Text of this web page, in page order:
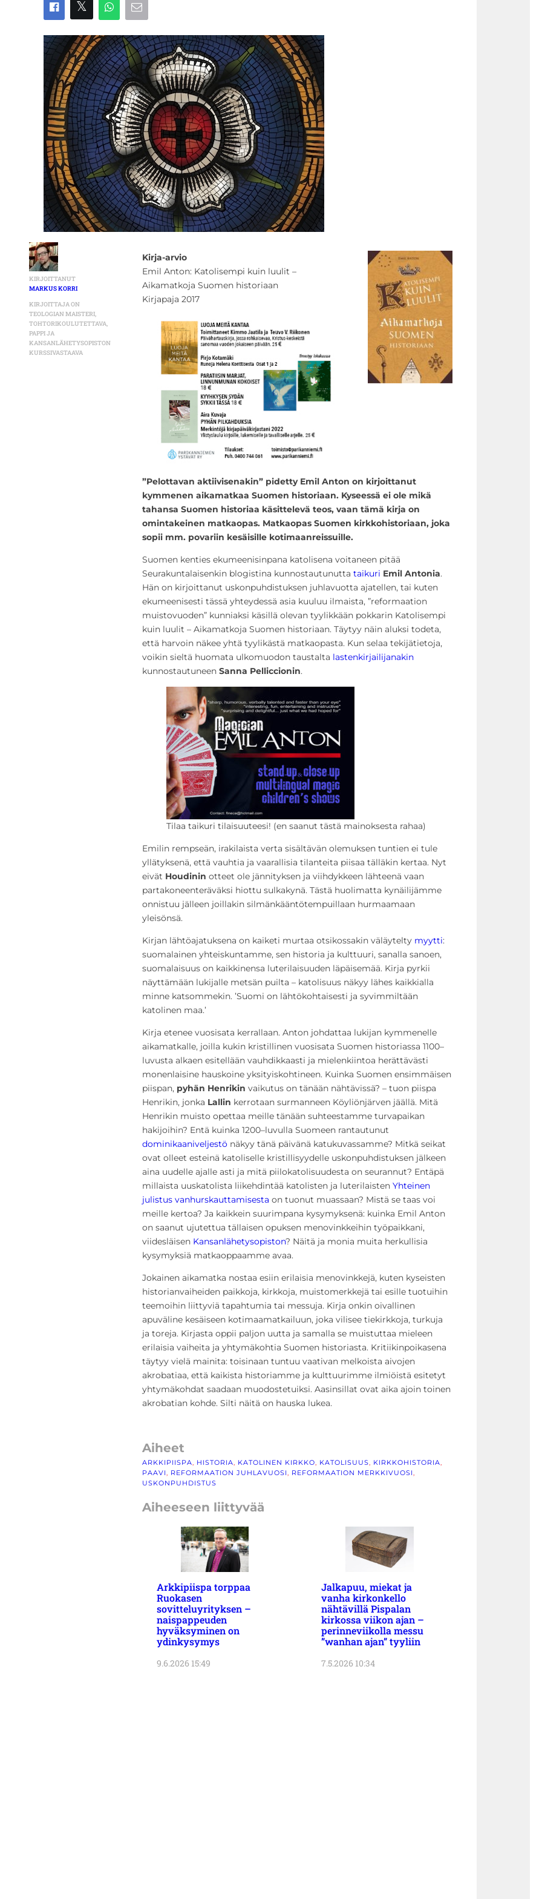
KIRJOITTANUT
MARKUS KORRI
KIRJOITTAJA ON
TEOLOGIAN MAISTERI,
TOHTORIKOULUTETTAVA,
PAPPI JA
KANSANLÄHETYSOPISTON
KURSSIVASTAAVA
Kirja-arvio
Emil Anton: Katolisempi kuin luulit –
Aikamatkoja Suomen historiaan
Kirjapaja 2017
”Pelottavan aktiivisenakin” pidetty Emil Anton on kirjoittanut
kymmenen aikamatkaa Suomen historiaan. Kyseessä ei ole mikä
tahansa Suomen historiaa käsittelevä teos, vaan tämä kirja on
omintakeinen matkaopas. Matkaopas Suomen kirkkohistoriaan, joka
sopii mm. povariin kesäisille kotimaanreissuille.
Suomen kenties ekumeenisinpana katolisena voitaneen pitää
Seurakuntalaisenkin blogistina kunnostautunutta taikuri Emil Antonia.
Hän on kirjoittanut uskonpuhdistuksen juhlavuotta ajatellen, tai kuten
ekumeenisesti tässä yhteydessä asia kuuluu ilmaista, ”reformaation
muistovuoden” kunniaksi käsillä olevan tyylikkään pokkarin Katolisempi
kuin luulit – Aikamatkoja Suomen historiaan. Täytyy näin aluksi todeta,
että harvoin näkee yhtä tyylikästä matkaopasta. Kun selaa tekijätietoja,
voikin sieltä huomata ulkomuodon taustalta lastenkirjailijanakin
kunnostautuneen Sanna Pelliccionin.
Tilaa taikuri tilaisuuteesi! (en saanut tästä mainoksesta rahaa)
Emilin rempseän, irakilaista verta sisältävän olemuksen tuntien ei tule
yllätyksenä, että vauhtia ja vaarallisia tilanteita piisaa tälläkin kertaa. Nyt
eivät Houdinin otteet ole jännityksen ja viihdykkeen lähteenä vaan
partakoneenteräväksi hiottu sulkakynä. Tästä huolimatta kynäilijämme
onnistuu jälleen joillakin silmänkääntötempuillaan hurmaamaan
yleisönsä.
Kirjan lähtöajatuksena on kaiketi murtaa otsikossakin väläytelty myytti:
suomalainen yhteiskuntamme, sen historia ja kulttuuri, sanalla sanoen,
suomalaisuus on kaikkinensa luterilaisuuden läpäisemää. Kirja pyrkii
näyttämään lukijalle metsän puilta – katolisuus näkyy lähes kaikkialla
minne katsommekin. ’Suomi on lähtökohtaisesti ja syvimmiltään
katolinen maa.’
Kirja etenee vuosisata kerrallaan. Anton johdattaa lukijan kymmenelle
aikamatkalle, joilla kukin kristillinen vuosisata Suomen historiassa 1100–
luvusta alkaen esitellään vauhdikkaasti ja mielenkiintoa herättävästi
monenlaisine hauskoine yksityiskohtineen. Kuinka Suomen ensimmäisen
piispan, pyhän Henrikin vaikutus on tänään nähtävissä? – tuon piispa
Henrikin, jonka Lallin kerrotaan surmanneen Köyliönjärven jäällä. Mitä
Henrikin muisto opettaa meille tänään suhteestamme turvapaikan
hakijoihin? Entä kuinka 1200–luvulla Suomeen rantautunut
dominikaaniveljestönäkyy tänä päivänä katukuvassamme? Mitkä seikat
ovat olleet esteinä katoliselle kristillisyydelle uskonpuhdistuksen jälkeen
aina uudelle ajalle asti ja mitä piilokatolisuudesta on seurannut? Entäpä
millaista uuskatolista liikehdintää katolisten ja luterilaisten Yhteinen
julistus vanhurskauttamisesta on tuonut muassaan? Mistä se taas voi
meille kertoa? Ja kaikkein suurimpana kysymyksenä: kuinka Emil Anton
on saanut ujutettua tällaisen opuksen menovinkkeihin työpaikkani,
viidesläisen Kansanlähetysopiston? Näitä ja monia muita herkullisia
kysymyksiä matkaoppaamme avaa.
Jokainen aikamatka nostaa esiin erilaisia menovinkkejä, kuten kyseisten
historianvaiheiden paikkoja, kirkkoja, muistomerkkejä tai esille tuotuihin
teemoihin liittyviä tapahtumia tai messuja. Kirja onkin oivallinen
apuväline kesäiseen kotimaamatkailuun, joka vilisee tiekirkkoja, turkuja
ja toreja. Kirjasta oppii paljon uutta ja samalla se muistuttaa mieleen
erilaisia vaiheita ja yhtymäkohtia Suomen historiasta. Kritiikinpoikasena
täytyy vielä mainita: toisinaan tuntuu vaativan melkoista aivojen
akrobatiaa, että kaikista historiamme ja kulttuurimme ilmiöistä esitetyt
yhtymäkohdat saadaan muodostetuiksi. Aasinsillat ovat aika ajoin toinen
akrobatian kohde. Silti näitä on hauska lukea.
Aiheet
ARKKIPIISPA HISTORIA KATOLINEN KIRKKO KATOLISUUS KIRKKOHISTORIA
PAAVI
REFORMAATION JUHLAVUOSI REFORMAATION MERKKIVUOSI
USKONPUHDISTUS
Aiheeseen liittyvää
Arkkipiispa torppaa
Ruokasen
sovitteluyrityksen –
naispappeuden
hyväksyminen on
ydinkysymys
9.6.2026 15:49
Jalkapuu, miekat ja
vanha kirkonkello
nähtävillä Pispalan
kirkossa viikon ajan –
perinneviikolla messu
”wanhan ajan” tyyliin
7.5.2026 10:34